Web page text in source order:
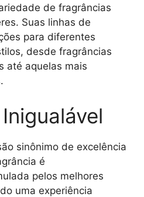
de fragrâncias
Suas linhas de
para diferentes
desde fragrâncias
até aquelas mais
sinônimo de excelência
é
pelos melhores
uma experiência